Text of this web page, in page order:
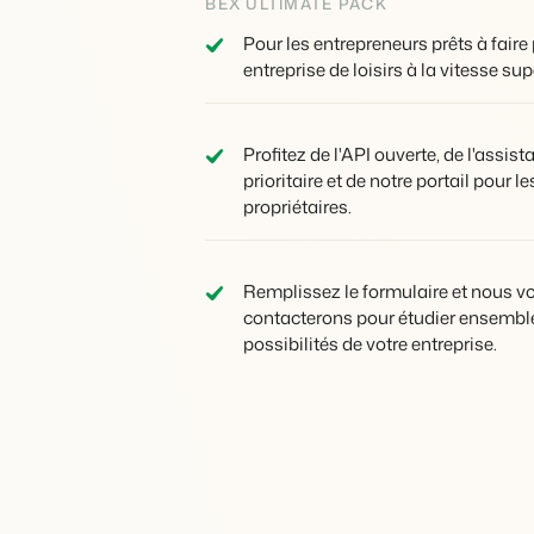
Offrez la transparence que
les propriétaires méritent.
Prêt à adopter la croissance
Services de conciergerie
et gestion locative
Gestion de location de
Pour les entrepreneurs prêts à
entreprise de loisirs à la vitesse
Profitez de l'API ouverte, de
prioritaire et de notre portail pour
propriétaires.
Remplissez le formulaire et nous
contacterons pour étudier
possibilités de votre entreprise.